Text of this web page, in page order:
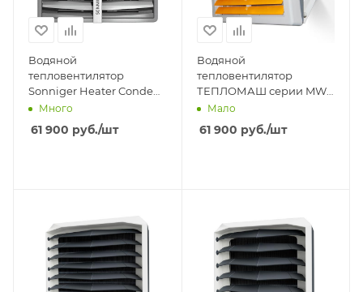
Водяной
тепловентилятор
Sonniger Heater Condens
CR2 Farm
Много
61 900 руб./шт
Водяной
тепловентилятор
ТЕПЛОМАШ серии MW
КЭВ-89М4,5W2
Мало
61 900 руб./шт